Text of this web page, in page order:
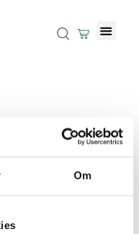
Om